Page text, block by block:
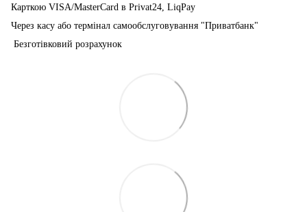
Карткою VISA/MasterCard в Рrivat24, LiqPay
Через касу або термінал самообслуговування "Приватбанк"
Безготівковий розрахунок